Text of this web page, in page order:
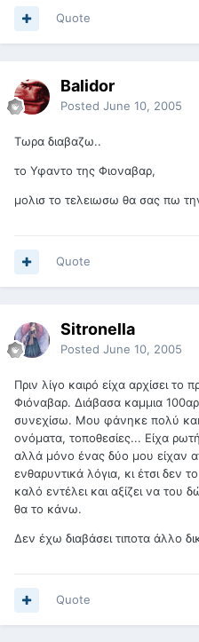
Quote
Balidor
Posted June 10, 2005
Τωρα διαβαζω..
το Υφαντο της Φιοναβαρ,
μολισ το τελειωσω θα σας πω
Quote
Sitronella
Posted June 10, 2005
Πριν λίγο καιρό είχα αρχίσει
Φιόναβαρ. Διάβασα καμμια
συνεχίσω. Μου φάνηκε πολύ
ονόματα, τοποθεσίες... Είχα
αλλά μόνο ένας δύο μου είχαν
ενθαρυντικά λόγια, κι έτσι δεν
καλό εντέλει και αξίζει να του
θα το κάνω.
Δεν έχω διαβάσει τιποτα άλλο
Quote